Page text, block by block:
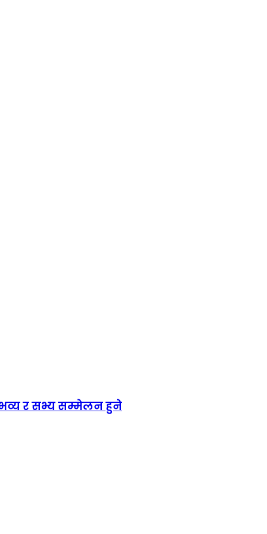
र सभ्य सम्मेलन हुने